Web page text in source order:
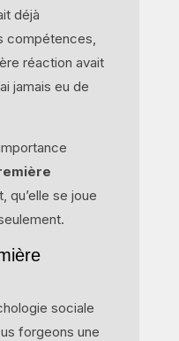
déjà
compétences,
réaction avait
jamais eu de
qu’elle se joue
sociale
forgeons une